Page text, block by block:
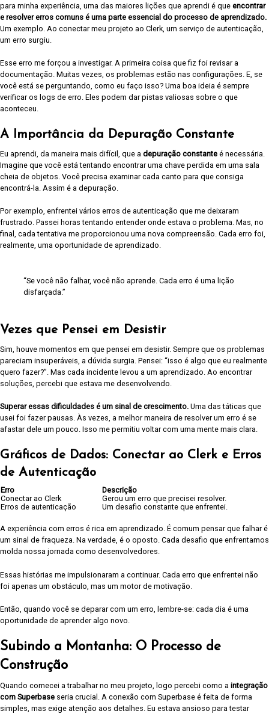
para minha experiência, uma das maiores lições que aprendi é que encontrar
e resolver erros comuns é uma parte essencial do processo de aprendizado.
Um exemplo. Ao conectar meu projeto ao Clerk, um serviço de autenticação,
um erro surgiu.
Esse erro me forçou a investigar. A primeira coisa que fiz foi revisar a
documentação. Muitas vezes, os problemas estão nas configurações. E, se
você está se perguntando, como eu faço isso? Uma boa ideia é sempre
verificar os logs de erro. Eles podem dar pistas valiosas sobre o que
aconteceu.
A Importância da Depuração Constante
Eu aprendi, da maneira mais difícil, que a depuração constante é necessária.
Imagine que você está tentando encontrar uma chave perdida em uma sala
cheia de objetos. Você precisa examinar cada canto para que consiga
encontrá-la. Assim é a depuração.
Por exemplo, enfrentei vários erros de autenticação que me deixaram
frustrado. Passei horas tentando entender onde estava o problema. Mas, no
final, cada tentativa me proporcionou uma nova compreensão. Cada erro foi,
realmente, uma oportunidade de aprendizado.
“Se você não falhar, você não aprende. Cada erro é uma lição
disfarçada.”
Vezes que Pensei em Desistir
Sim, houve momentos em que pensei em desistir. Sempre que os problemas
pareciam insuperáveis, a dúvida surgia. Pensei: “isso é algo que eu realmente
quero fazer?”. Mas cada incidente levou a um aprendizado. Ao encontrar
soluções, percebi que estava me desenvolvendo.
Superar essas dificuldades é um sinal de crescimento. Uma das táticas que
usei foi fazer pausas. Às vezes, a melhor maneira de resolver um erro é se
afastar dele um pouco. Isso me permitiu voltar com uma mente mais clara.
Gráficos de Dados: Conectar ao Clerk e Erros
de Autenticação
Erro
Descrição
Conectar ao Clerk
Gerou um erro que precisei resolver.
Erros de autenticação
Um desafio constante que enfrentei.
A experiência com erros é rica em aprendizado. É comum pensar que falhar é
um sinal de fraqueza. Na verdade, é o oposto. Cada desafio que enfrentamos
molda nossa jornada como desenvolvedores.
Essas histórias me impulsionaram a continuar. Cada erro que enfrentei não
foi apenas um obstáculo, mas um motor de motivação.
Então, quando você se deparar com um erro, lembre-se: cada dia é uma
oportunidade de aprender algo novo.
Subindo a Montanha: O Processo de
Construção
Quando comecei a trabalhar no meu projeto, logo percebi como a integração
com Superbase seria crucial. A conexão com Superbase é feita de forma
simples, mas exige atenção aos detalhes. Eu estava ansioso para testar